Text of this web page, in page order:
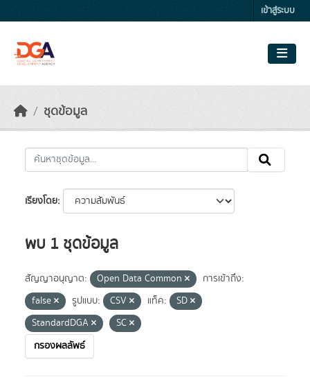
เข้าสู่ระบบ
ชุดข้อมูล
เรียงโดย
พบ 1 ชุดข้อมูล
สัญญาอนุญาต: Open Data Common
การเข้าถึง:
false
รูปแบบ: CSV แท็ค:
SD
StandardDGA
SC
กรองผลลัพธ์